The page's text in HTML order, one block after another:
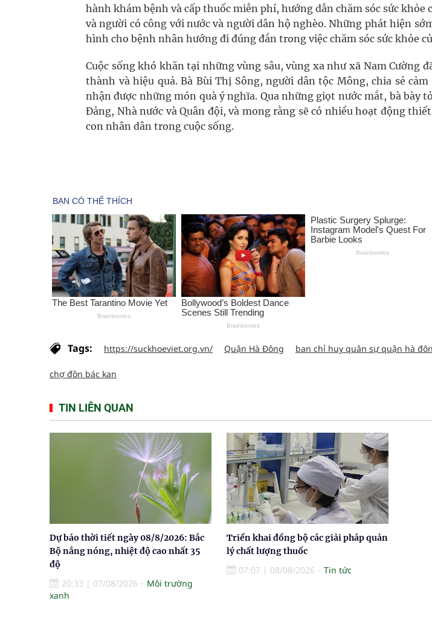
hành khám bệnh và cấp thuốc miễn phí, hướng dẫn chăm sóc sức khỏe
và người có công với nước và người dân hộ nghèo. Những phát hiện
hình cho bệnh nhân hướng đi đúng đắn trong việc chăm sóc sức khỏe
Cuộc sống khó khăn tại những vùng sâu, vùng xa như xã Nam Cường
thành và hiệu quả. Bà Bùi Thị Sông, người dân tộc Mông, chia sẻ
nhận được những món quà ý nghĩa. Qua những giọt nước mắt, bà bày
Đảng, Nhà nước và Quân đội, và mong rằng sẽ có nhiều hoạt động
con nhân dân trong cuộc sống.
Tags: https://suckhoeviet.org.vn/ Quận Hà Đông ban chỉ huy quân sự quận hà
chợ đồn bác kan
TIN LIÊN QUAN
Dự báo thời tiết ngày 08/8/2026: Bắc
Bộ nắng nóng, nhiệt độ cao nhất 35
độ
20:33 | 07/08/2026
Môi trường
xanh
Triển khai đồng bộ các giải pháp quản
lý chất lượng thuốc
07:07 | 08/08/2026 Tin tức